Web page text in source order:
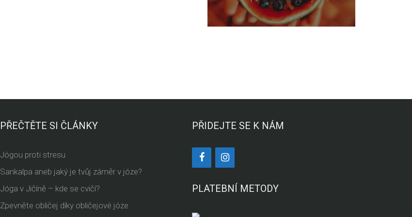
PŘEČTĚTE SI ČLÁNKY
Jógou proti stresu
Sankalpa aneb jaký je tvůj záměr v józe?
Jóga v Jičíně – kde se cvičí?
Zpevněte obličej díky obličejové józe
PŘIDEJTE SE K NÁM
PLATEBNÍ METODY